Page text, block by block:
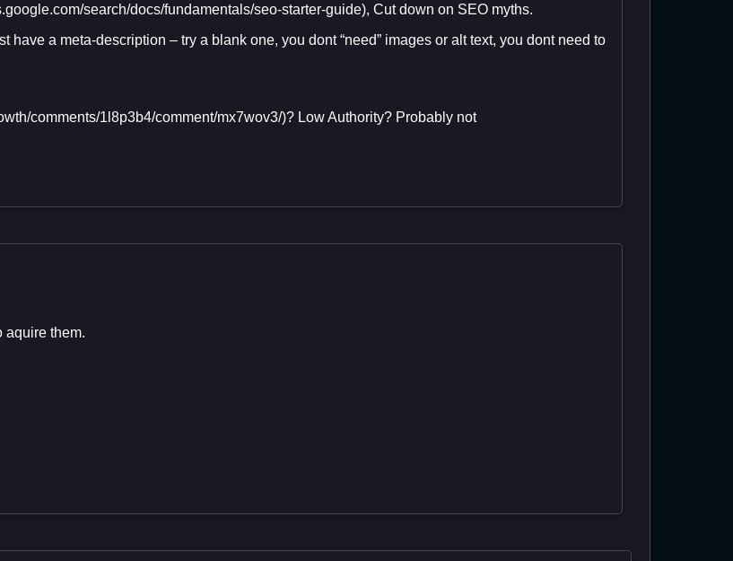
search/docs/fundamentals/seo-starter-guide), Cut down on SEO myths.
a meta-description – try a blank one, you dont “need” images or alt text, you dont need to
comments/1l8p3b4/comment/mx7wov3/)? Low Authority? Probably not
aquire them.